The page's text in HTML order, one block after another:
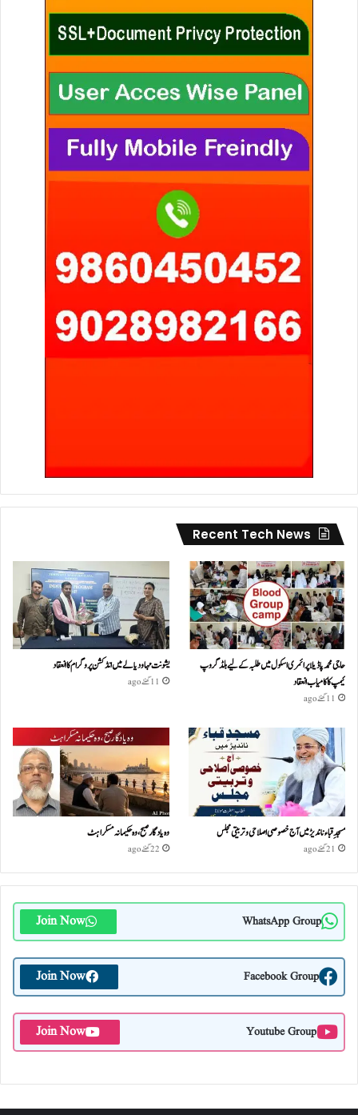
Recent Tech News
حاجی محمد پاڈیلا پرائمری اسکول میں طلبہ کے لیے بلڈ گروپ
کیمپ کا کامیاب انعقاد
11 گھنٹے ago
یشونت مہا ودیالے میں انڈکشن پروگرام کا انعقاد
11 گھنٹے ago
مسجدِ قباء ناندیڑ میں آج خصوصی اصلاحی و تربیتی مجلس
21 گھنٹے ago
وہ یادگار صبح، وہ حکیمانہ مسکراہٹ
22 گھنٹے ago
WhatsApp Group
Join Now
Facebook Group
Join Now
Youtube Group
Join Now